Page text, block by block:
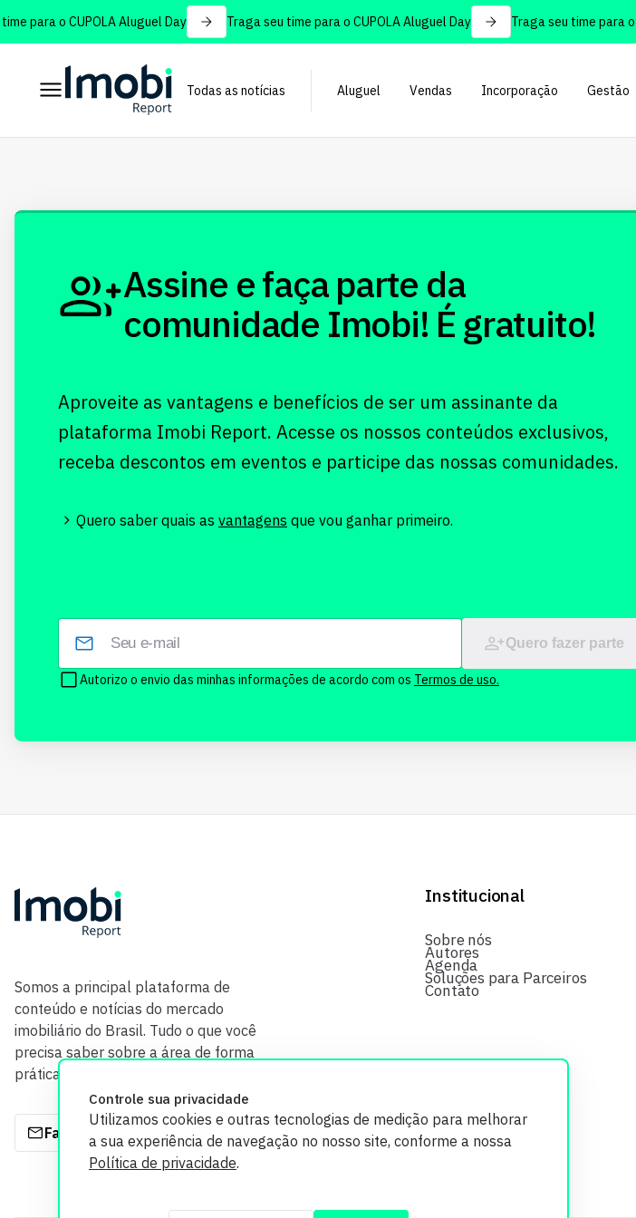
para o CUPOLA Aluguel Day Traga seu time para o CUPOLA Aluguel Day Traga seu time para o
Todas as notícias Aluguel Vendas Incorporação Gestão
Controle sua privacidade
Utilizamos cookies e outras tecnologias de medição para melhorar
a sua experiência de navegação no nosso site, conforme a nossa
Política de privacidade.
Assine e faça parte da
comunidade Imobi! É gratuito!
Aproveite as vantagens e benefícios de ser um assinante da
plataforma Imobi Report. Acesse os nossos conteúdos exclusivos,
receba descontos em eventos e participe das nossas comunidades.
Quero saber quais as vantagens que vou ganhar primeiro.
Quero fazer parte
Autorizo o envio das minhas informações de acordo com os Termos de uso.
Somos a principal plataforma de
conteúdo e notícias do mercado
imobiliário do Brasil. Tudo o que você
precisa saber sobre a área de forma
prática e com credibilidade.
Fale com a gente
Institucional
Sobre nós
Autores
Agenda
Soluções para Parceiros
Contato